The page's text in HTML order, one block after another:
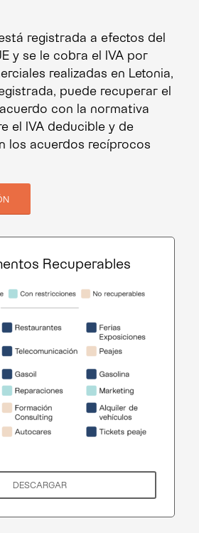
registrada a efectos del
y se le cobra el IVA por
realizadas en Letonia,
puede recuperar el
con la normativa
el IVA deducible y de
los acuerdos recíprocos
Recuperables
DESCARGAR